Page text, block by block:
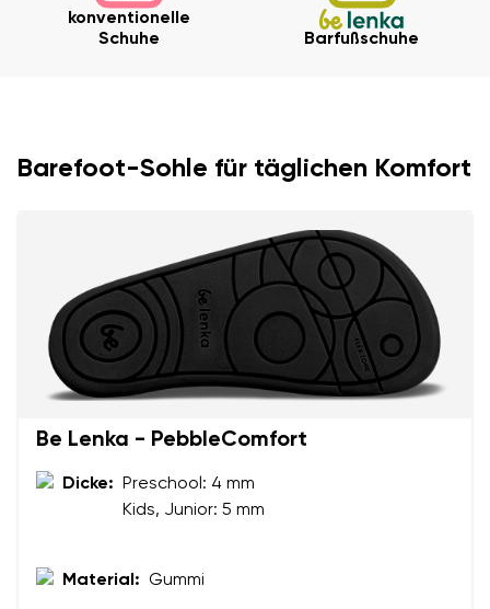
konventionelle
Schuhe
Barfußschuhe
Barefoot-Sohle für täglichen Komfort
Be Lenka - PebbleComfort
Dicke:
Preschool: 4 mm
Kids, Junior: 5 mm
Material: Gummi
Ihr Vor- und Nachname